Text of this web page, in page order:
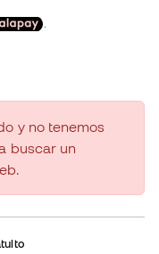
y no tenemos
buscar un